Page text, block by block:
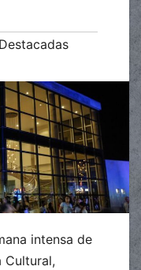
intensa de
Cultural,